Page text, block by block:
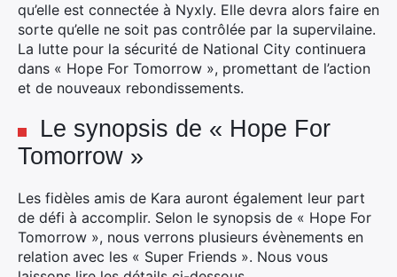
qu’elle est connectée à Nyxly. Elle devra alors faire en
sorte qu’elle ne soit pas contrôlée par la supervilaine.
La lutte pour la sécurité de National City continuera
dans « Hope For Tomorrow », promettant de l’action
et de nouveaux rebondissements.
Le synopsis de « Hope For
Tomorrow »
Les fidèles amis de Kara auront également leur part
de défi à accomplir. Selon le synopsis de « Hope For
Tomorrow », nous verrons plusieurs évènements en
relation avec les « Super Friends ». Nous vous